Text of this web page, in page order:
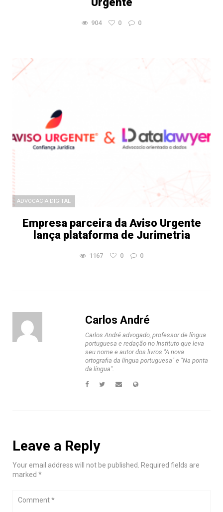
904 0 0
ADVOCACIA DIGITAL
Empresa parceira da Aviso Urgente
lança plataforma de Jurimetria
1167 0 0
Carlos André
Carlos André advogado, professor de língua
portuguesa e redação no Instituto que leva
seu nome e autor dos livros "A nova
ortografia da língua portuguesa" e "Na ponta
da língua".
Leave a Reply
Your email address will not be published. Required fields are
marked *